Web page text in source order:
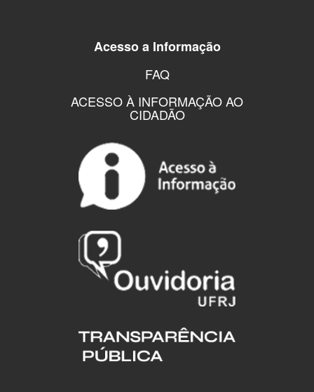
Acesso a Informação
FAQ
ACESSO À INFORMAÇÃO AO
CIDADÃO